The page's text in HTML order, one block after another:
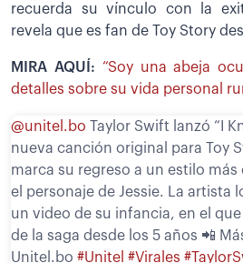
recuerda su vínculo con la
revela que es fan de Toy Story
MIRA AQUÍ: “Soy una abeja
detalles sobre su vida personal
@unitel.bo Taylor Swift lanzó “I
nueva canción original para Toy
marca su regreso a un estilo
el personaje de Jessie. La artista
un video de su infancia, en el
de la saga desde los 5 años 📲
Unitel.bo #Unitel #Virales